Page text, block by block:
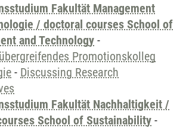
Fakultät Management
/ doctoral courses School of
and Technology -
Promotionskolleg
- Discussing Research
Fakultät Nachhaltigkeit /
School of Sustainability -